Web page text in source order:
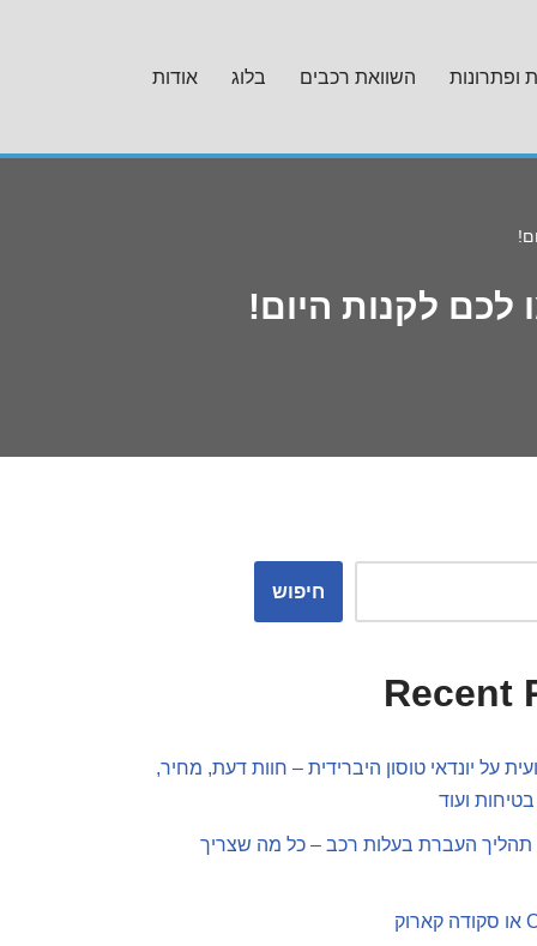
ופתרונות השוואת רכבים בלוג אודות
חיפוש
Recent
על יונדאי טוסון היברידית – חוות דעת, מחיר,
ועוד
העברת בעלות רכב – כל מה שצריך